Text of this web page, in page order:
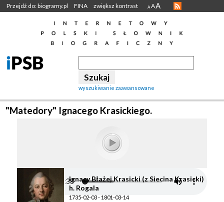
Przejdź do: biogramy.pl FINA zwiększ kontrast A AA
wyszukiwanie zaawansowane
"Matedory" Ignacego Krasickiego.
Ignacy Błażej Krasicki (z Siecina Krasicki)
h. Rogala
1735-02-03 - 1801-03-14